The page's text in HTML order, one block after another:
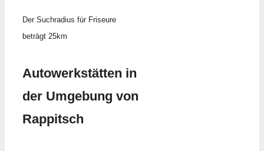
Der Suchradius für Friseure
beträgt 25km
Autowerkstätten in
der Umgebung von
Rappitsch